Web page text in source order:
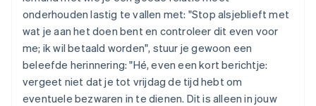
onderhouden lastig te vallen met: "Stop alsjeblieft met
wat je aan het doen bent en controleer dit even voor
me; ik wil betaald worden", stuur je gewoon een
beleefde herinnering: "Hé, even een kort berichtje:
vergeet niet dat je tot vrijdag de tijd hebt om
eventuele bezwaren in te dienen. Dit is alleen in jouw